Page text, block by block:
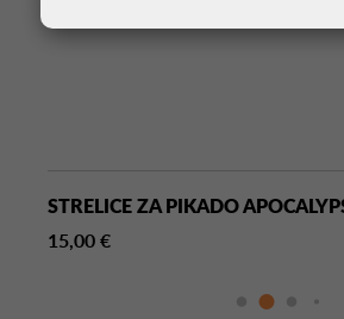
STRELICE ZA PIKADO
15,00 €